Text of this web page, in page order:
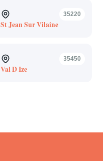
35220
St Jean Sur Vilaine
35450
Val D Ize